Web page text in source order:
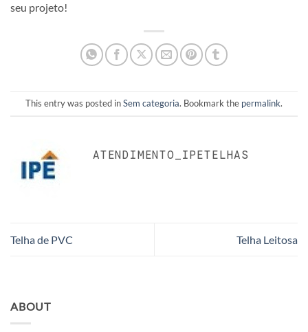
seu projeto!
This entry was posted inSem categoria. Bookmark the permalink.
ATENDIMENTO_IPETELHAS
Telha de PVC Telha Leitosa
ABOUT